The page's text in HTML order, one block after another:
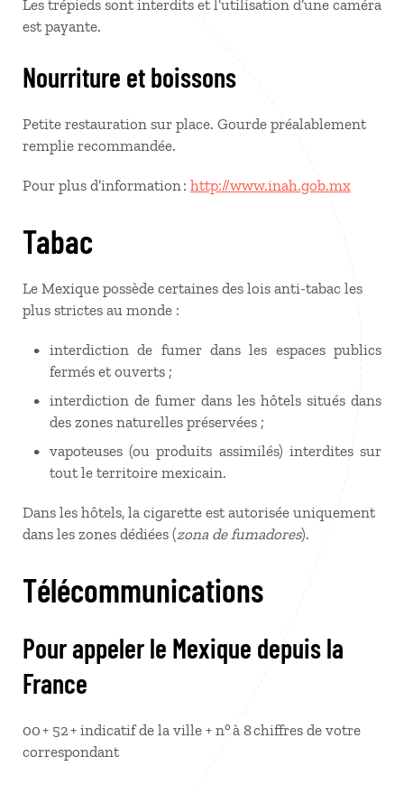
Les trépieds sont interdits et l’utilisation d’une caméra
est payante.
Nourriture et boissons
Petite restauration sur place. Gourde préalablement
remplie recommandée.
Pour plus d’information : http://www.inah.gob.mx
Tabac
Le Mexique possède certaines des lois anti-tabac les
plus strictes au monde :
interdiction de fumer dans les espaces publics
fermés et ouverts ;
interdiction de fumer dans les hôtels situés dans
des zones naturelles préservées ;
vapoteuses (ou produits assimilés) interdites sur
tout le territoire mexicain.
Dans les hôtels, la cigarette est autorisée uniquement
dans les zones dédiées (zona de fumadores).
Télécommunications
Pour appeler le Mexique depuis la
France
00 + 52 + indicatif de la ville + n° à 8 chiffres de votre
correspondant